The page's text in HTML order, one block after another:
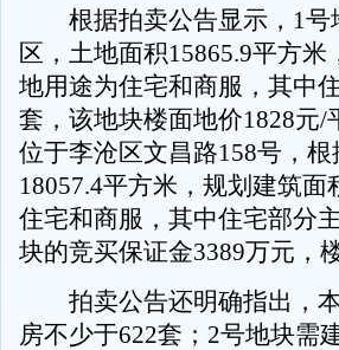
根据拍卖公告显示，1号
区，土地面积15865.9平方
地用途为住宅和商服，其中
套，该地块楼面地价1828元
位于李沧区文昌路158号，
18057.4平方米，规划建筑
住宅和商服，其中住宅部分
块的竞买保证金3389万元，
拍卖公告还明确指出，本
房不少于622套；2号地块需